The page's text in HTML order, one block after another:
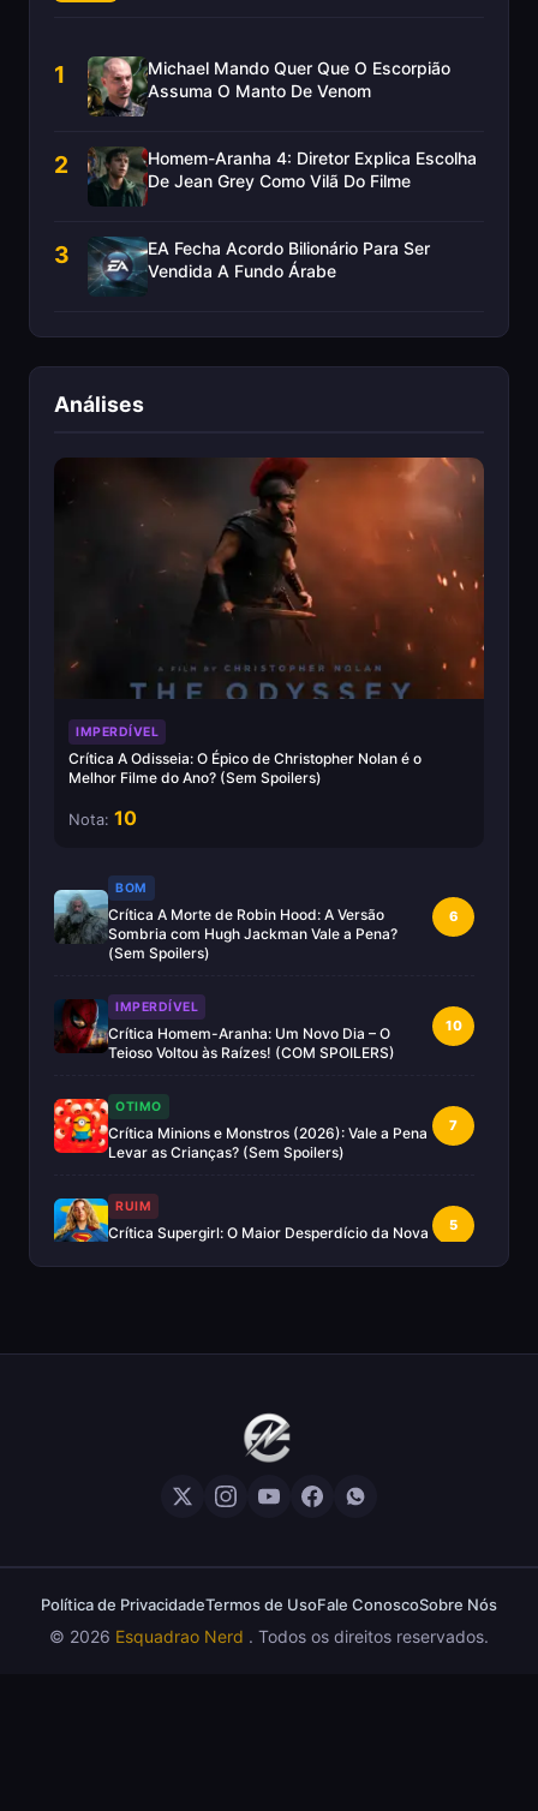
1
Michael Mando Quer Que O Escorpião
Assuma O Manto De Venom
2
Homem-Aranha 4: Diretor Explica Escolha
De Jean Grey Como Vilã Do Filme
3
EA Fecha Acordo Bilionário Para Ser
Vendida A Fundo Árabe
Análises
IMPERDÍVEL
Crítica A Odisseia: O Épico de Christopher Nolan é o
Melhor Filme do Ano? (Sem Spoilers)
Nota: 10
BOM
Crítica A Morte de Robin Hood: A Versão
Sombria com Hugh Jackman Vale a Pena?
(Sem Spoilers)
6
IMPERDÍVEL
Crítica Homem-Aranha: Um Novo Dia – O
Teioso Voltou às Raízes! (COM SPOILERS)
10
OTIMO
Crítica Minions e Monstros (2026): Vale a Pena
Levar as Crianças? (Sem Spoilers)
7
RUIM
Crítica Supergirl: O Maior Desperdício da Nova
5
Nostálgica Que o Cinema Precisava(Sem
Crítica | Spider-Noir: A Melhor Série de Heróis
Perfeita de Star Wars? — Sem Spoilers
Crítica The Boys (Final da Série): A Pá de Cal
Política de PrivacidadeTermos de UsoFale ConoscoSobre Nós
© 2026 Esquadrao Nerd . Todos os direitos reservados.